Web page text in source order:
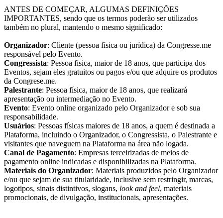
ANTES DE COMEÇAR, ALGUMAS DEFINIÇÕES
IMPORTANTES, sendo que os termos poderão ser utilizados
também no plural, mantendo o mesmo significado:
Organizador: Cliente (pessoa física ou jurídica) da Congresse.me
responsável pelo Evento.
Congressista: Pessoa física, maior de 18 anos, que participa dos
Eventos, sejam eles gratuitos ou pagos e/ou que adquire os produtos
da Congrese.me.
Palestrante: Pessoa física, maior de 18 anos, que realizará
apresentação ou intermediação no Evento.
Evento: Evento online organizado pelo Organizador e sob sua
responsabilidade.
Usuários: Pessoas físicas maiores de 18 anos, a quem é destinada a
Plataforma, incluindo o Organizador, o Congressista, o Palestrante e
visitantes que naveguem na Plataforma na área não logada.
Canal de Pagamento: Empresas terceirizadas de meios de
pagamento online indicadas e disponibilizadas na Plataforma.
Materiais do Organizador: Materiais produzidos pelo Organizador
e/ou que sejam de sua titularidade, inclusive sem restringir, marcas,
logotipos, sinais distintivos, slogans, look and feel, materiais
promocionais, de divulgação, institucionais, apresentações.